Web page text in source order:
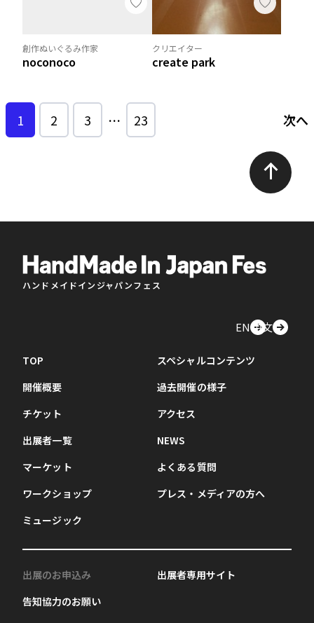
創作ぬいぐるみ作家
noconoco
クリエイター
create park
1 2 3 … 23 次へ
ハンドメイドインジャパンフェス
EN中文
TOP
開催概要
チケット
出展者一覧
マーケット
ワークショップ
ミュージック
スペシャルコンテンツ
過去開催の様子
アクセス
NEWS
よくある質問
プレス・メディアの方へ
出展のお申込み
告知協力のお願い
出展者専用サイト